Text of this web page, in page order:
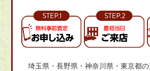
埼玉県・長野県・神奈川県・東京都